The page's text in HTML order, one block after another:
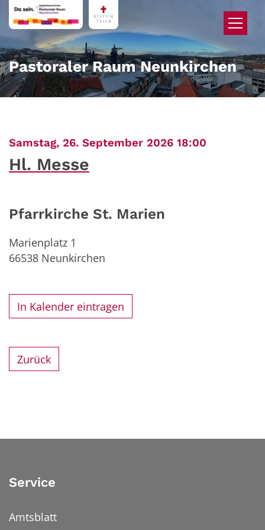
Zum Inhalt springen
Pastoraler Raum Neunkirchen
Samstag, 26. September 2026 18:00
Hl. Messe
Pfarrkirche St. Marien
Marienplatz 1
66538 Neunkirchen
In Kalender eintragen
Zurück
Service
Amtsblatt